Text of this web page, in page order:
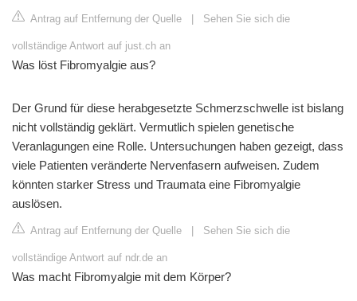
Antrag auf Entfernung der Quelle Sehen Sie sich die
vollständige Antwort auf just.ch an
Was löst Fibromyalgie aus?
Der Grund für diese herabgesetzte Schmerzschwelle ist bislang
nicht vollständig geklärt. Vermutlich spielen genetische
Veranlagungen eine Rolle. Untersuchungen haben gezeigt, dass
viele Patienten veränderte Nervenfasern aufweisen. Zudem
könnten starker Stress und Traumata eine Fibromyalgie
auslösen.
Antrag auf Entfernung der Quelle Sehen Sie sich die
vollständige Antwort auf ndr.de an
Was macht Fibromyalgie mit dem Körper?